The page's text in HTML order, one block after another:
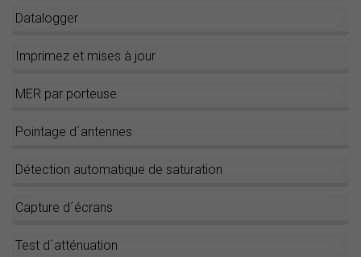
Datalogger
Imprimez et mises à jour
MER par porteuse
Pointage d´antennes
Détection automatique de saturation
Capture d´écrans
Test d´atténuation